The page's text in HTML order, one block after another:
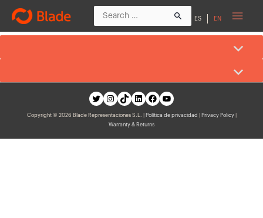
ES EN
Copyright © 2026 Blade Representaciones S.L. | Política de privacidad Privacy Policy|
Warranty & Returns